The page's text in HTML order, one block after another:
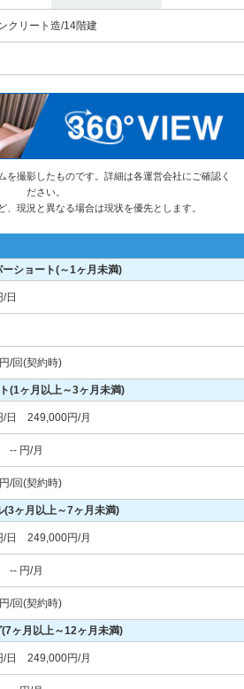
クリート造/14階建
を撮影したものです。詳細は各運営会社にご確認く
ださい。
、現況と異なる場合は現状を優先とします。
ーショート(～1ヶ月未満)
日
/回(契約時)
(1ヶ月以上～3ヶ月未満)
/日 249,000円/月
-- 円/月
/回(契約時)
(3ヶ月以上～7ヶ月未満)
/日 249,000円/月
-- 円/月
/回(契約時)
(7ヶ月以上～12ヶ月未満)
/日 249,000円/月